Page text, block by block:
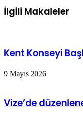
İlgili Makaleler
Kent Konseyi
9 Mayıs 2026
Vize’de